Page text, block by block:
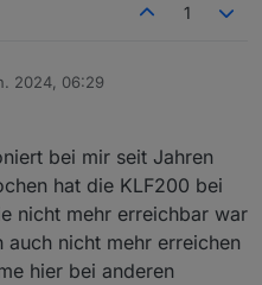
1
2024, 06:29
bei mir seit Jahren
hat die KLF200 bei
nicht mehr erreichbar war
nicht mehr erreichen
hier bei anderen